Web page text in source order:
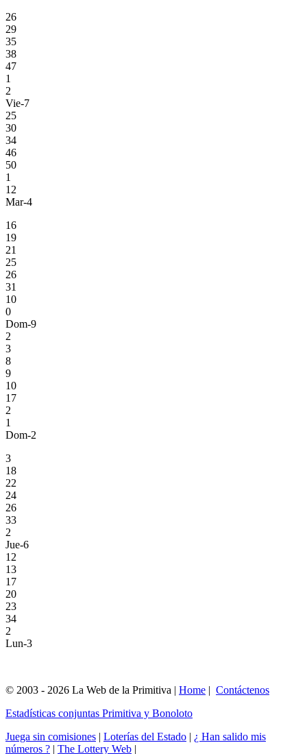
26
29
35
38
47
1
2
Vie-7
25
30
34
46
50
1
12
Mar-4
16
19
21
25
26
31
10
0
Dom-9
2
3
8
9
10
17
2
1
Dom-2
3
18
22
24
26
33
2
Jue-6
12
13
17
20
23
34
2
Lun-3
© 2003 - 2026 La Web de la Primitiva | Home | Contáctenos
Estadísticas conjuntas Primitiva y Bonoloto
Juega sin comisiones | Loterías del Estado | ¿ Han salido mis
números ? | The Lottery Web |